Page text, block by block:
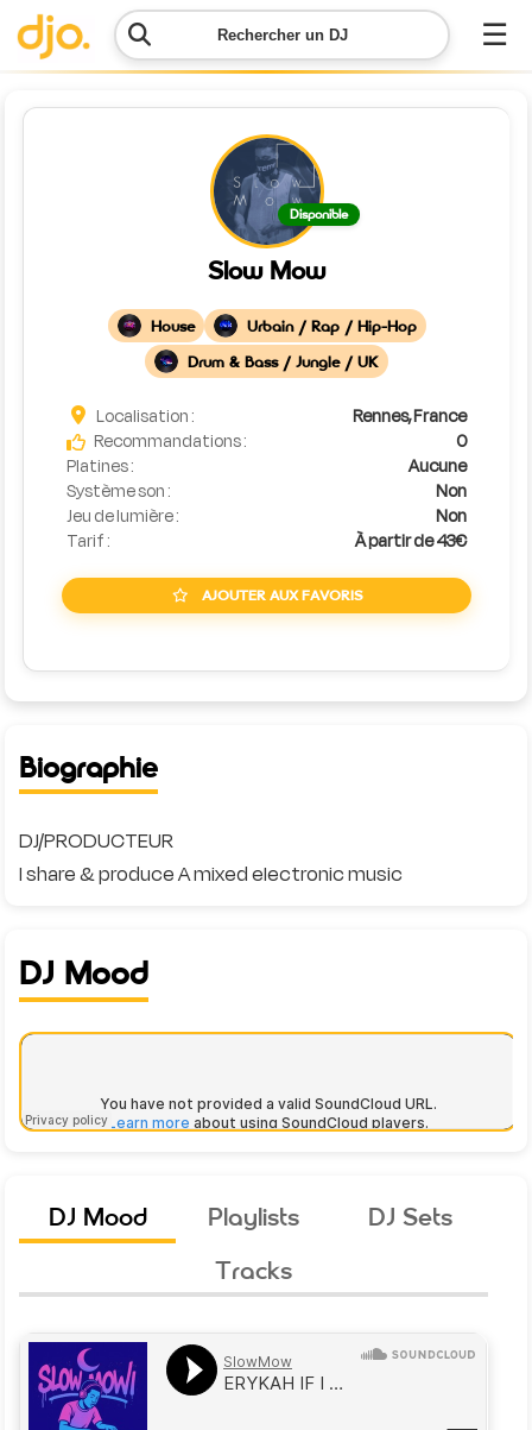
Rechercher un DJ ☰
Menu
demande
de prix
Disponible
Slow Mow
House
Urbain / Rap / Hip-Hop
Drum & Bass / Jungle / UK
Localisation :
Rennes, France
Recommandations :
0
Platines :
Aucune
Système son :
Non
Jeu de lumière :
Non
Tarif :
À partir de 43€
AJOUTER AUX FAVORIS
Biographie
DJ/PRODUCTEUR
DJ Mood
DJ Mood Playlists
DJ Sets
Tracks